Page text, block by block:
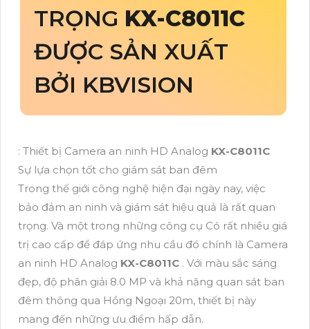
TRỌNG KX-C8011C
ĐƯỢC SẢN XUẤT
BỞI KBVISION
: Thiết bị Camera an ninh HD Analog KX-C8011C
Sự lựa chọn tốt cho giám sát ban đêm
Trong thế giới công nghệ hiện đại ngày nay, việc
bảo đảm an ninh và giám sát hiệu quả là rất quan
trọng. Và một trong những công cụ Có rất nhiều giá
trị cao cấp để đáp ứng nhu cầu đó chính là Camera
an ninh HD Analog KX-C8011C . Với màu sắc sáng
đẹp, độ phân giải 8.0 MP và khả năng quan sát ban
đêm thông qua Hồng Ngoại 20m, thiết bị này
mang đến những ưu điểm hấp dẫn.